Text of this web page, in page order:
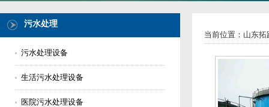
污水处理
污水处理设备
生活污水处理设备
医院污水处理设备
当前位置： 山东拓